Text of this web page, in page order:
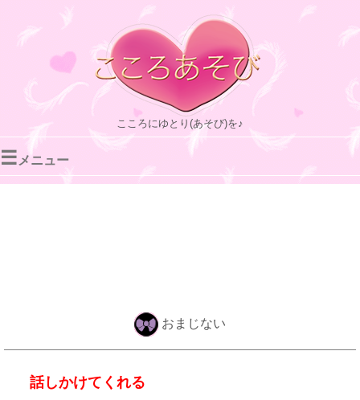
こころにゆとり(あそび)を♪
☰ メニュー
おまじない
話しかけてくれる